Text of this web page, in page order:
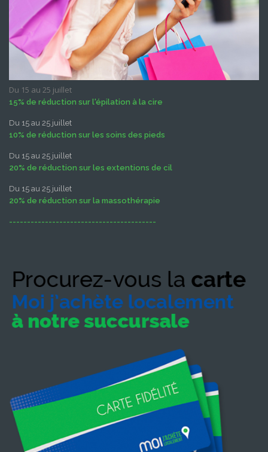
Du 15 au 25 juillet
15% de réduction sur l'épilation à la cire
Du 15 au 25 juillet
10% de réduction sur les soins des pieds
Du 15 au 25 juillet
20% de réduction sur les extentions de cil
Du 15 au 25 juillet
20% de réduction sur la massothérapie
-----------------------------------------